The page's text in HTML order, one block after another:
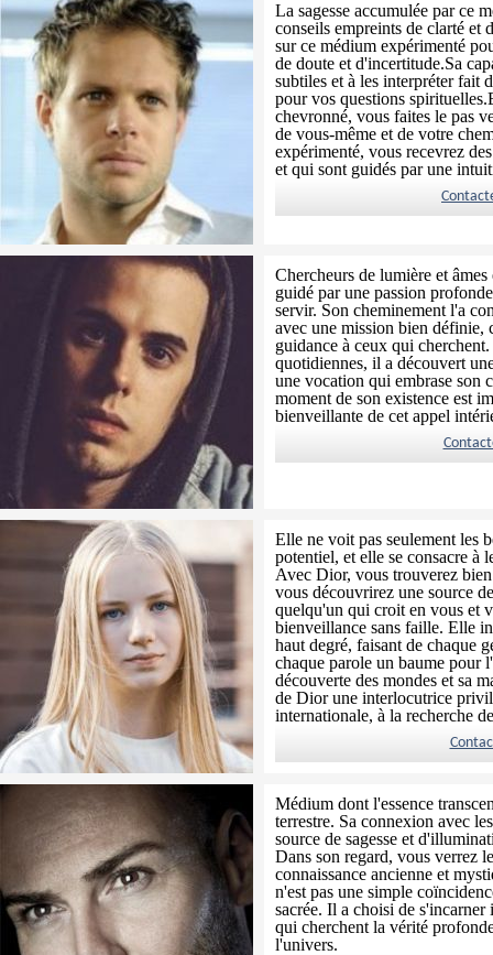
La sagesse accumulée par ce
conseils empreints de clarté et
sur ce médium expérimenté
de doute et d'incertitude.Sa
subtiles et à les interpréter fait
pour vos questions
chevronné, vous faites le pas
de vous-même et de votre
expérimenté, vous recevrez
et qui sont guidés par une
Chercheurs de lumière et
guidé par une passion
servir. Son cheminement l'a
avec une mission bien définie,
guidance à ceux qui
quotidiennes, il a découvert
une vocation qui embrase son
moment de son existence est
bienveillante de cet appel
Elle ne voit pas seulement les
potentiel, et elle se consacre à
Avec Dior, vous trouverez
vous découvrirez une source
quelqu'un qui croit en vous et
bienveillance sans faille. Elle
haut degré, faisant de chaque
chaque parole un baume pour
découverte des mondes et sa
de Dior une interlocutrice
internationale, à la recherche
Médium dont l'essence
terrestre. Sa connexion avec
source de sagesse et
Dans son regard, vous verrez
connaissance ancienne et
n'est pas une simple
sacrée. Il a choisi de
qui cherchent la vérité
l'univers.